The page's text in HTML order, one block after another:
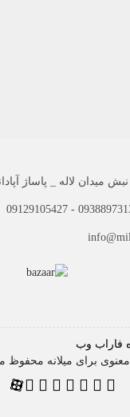
میدان لاله _ پاساژ
09388973130 -
فاراب وب
برای میلانه محفوظ